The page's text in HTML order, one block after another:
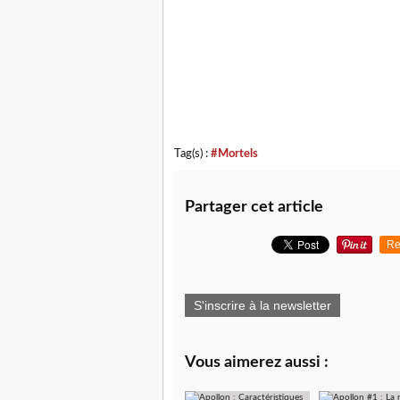
Tag(s) : #Mortels
Partager cet article
S'inscrire à la newsletter
Vous aimerez aussi :